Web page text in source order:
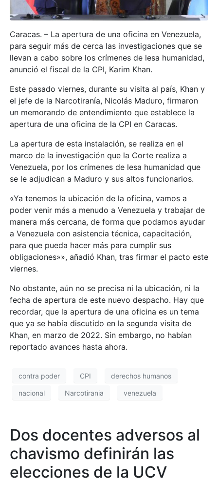
Caracas. – La apertura de una oficina en Venezuela,
para seguir más de cerca las investigaciones que se
llevan a cabo sobre los crímenes de lesa humanidad,
anunció el fiscal de la CPI, Karim Khan.
Este pasado viernes, durante su visita al país, Khan y
el jefe de la Narcotiranía, Nicolás Maduro, firmaron
un memorando de entendimiento que establece la
apertura de una oficina de la CPI en Caracas.
La apertura de esta instalación, se realiza en el
marco de la investigación que la Corte realiza a
Venezuela, por los crímenes de lesa humanidad que
se le adjudican a Maduro y sus altos funcionarios.
«Ya tenemos la ubicación de la oficina, vamos a
poder venir más a menudo a Venezuela y trabajar de
manera más cercana, de forma que podamos ayudar
a Venezuela con asistencia técnica, capacitación,
para que pueda hacer más para cumplir sus
obligaciones»», añadió Khan, tras firmar el pacto este
viernes.
No obstante, aún no se precisa ni la ubicación, ni la
fecha de apertura de este nuevo despacho. Hay que
recordar, que la apertura de una oficina es un tema
que ya se había discutido en la segunda visita de
Khan, en marzo de 2022. Sin embargo, no habían
reportado avances hasta ahora.
contra poder CPI derechos humanos
nacional Narcotirania venezuela
Dos docentes adversos al
chavismo definirán las
elecciones de la UCV